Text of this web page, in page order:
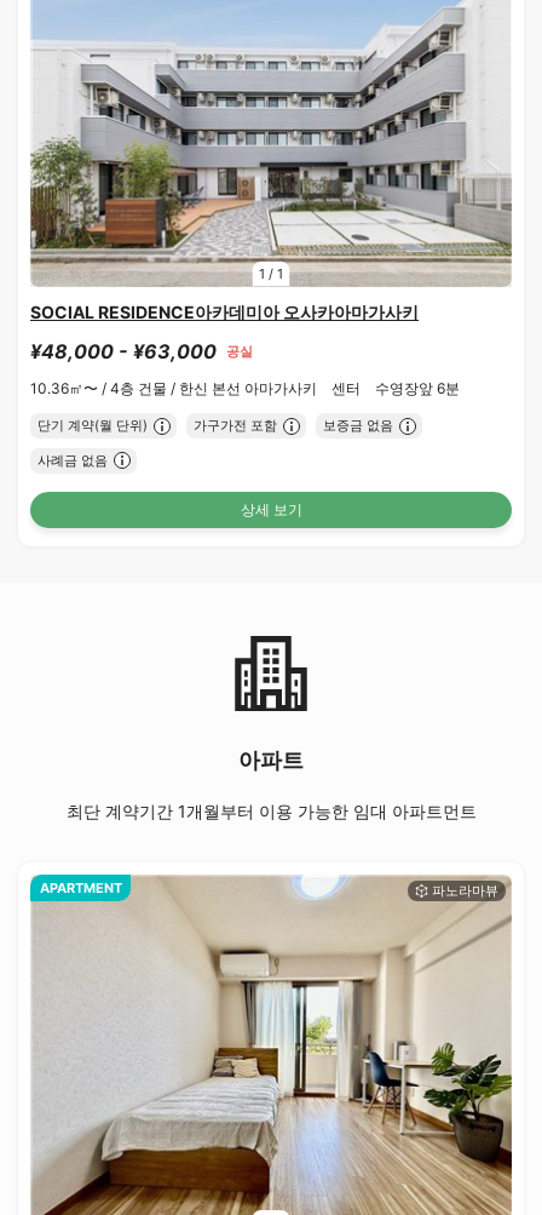
1 / 1
SOCIAL RESIDENCE아카데미아 오사카아마가사키
¥48,000 - ¥63,000 공실
10.36㎡〜 / 4층 건물 / 한신 본선 아마가사키 센터 수영장앞 6분
단기 계약(월 단위) 가구가전 포함 보증금 없음
사례금 없음
상세 보기
아파트
최단 계약기간 1개월부터 이용 가능한 임대 아파트먼트
APARTMENT